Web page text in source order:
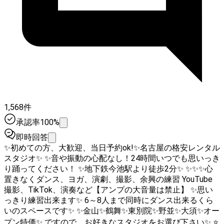
1,568件
承認率100%
即時回答
✨初めての方、大歓迎、当日予約ok!✨名古屋の格安レンタル
スタジオ✨ ✨音や振動の心配なし！24時間いつでも思いっき
り踊ってください！ ✨地下鉄今池駅より徒歩2分✨ ✨✨✨心
置きなくダンス、ヨガ、演劇、撮影、余興の練習 YouTube
撮影、TikTok、演奏など【アンプの大音量は禁止】 ✨思い
っきり練習出来ます✨ 6～8人まで同時にダンス出来るくら
いのスペースです✨ ✨金山✨鶴舞✨東別院✨野並✨大須✨オー